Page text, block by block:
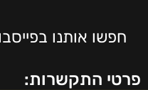
חפשו אותנו
פרטי התקשרות: